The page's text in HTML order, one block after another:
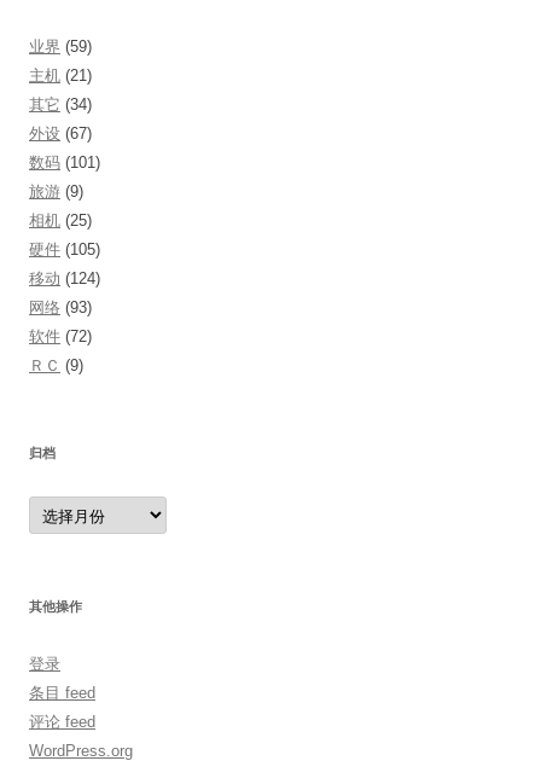
业界 (59)
主机 (21)
其它 (34)
外设 (67)
数码 (101)
旅游 (9)
相机 (25)
硬件 (105)
移动 (124)
网络 (93)
软件 (72)
ＲＣ (9)
归档
归
档
其他操作
登录
条目 feed
评论 feed
WordPress.org